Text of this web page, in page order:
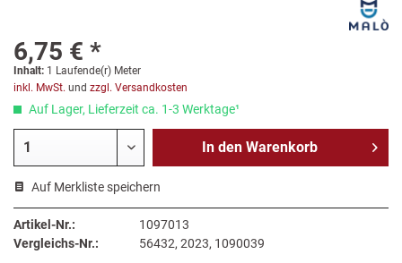
6,75 € *
Inhalt: 1 Laufende(r) Meter
inkl. MwSt. und zzgl. Versandkosten
Auf Lager, Lieferzeit ca. 1-3 Werktage¹
In den Warenkorb
Auf Merkliste speichern
Artikel-Nr.:
1097013
Vergleichs-Nr.:
56432, 2023, 1090039